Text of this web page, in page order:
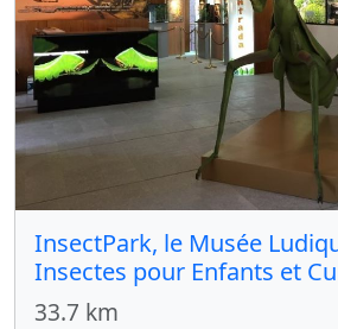
InsectPark, le Musée
Insectes pour Enfants et
33.7 km